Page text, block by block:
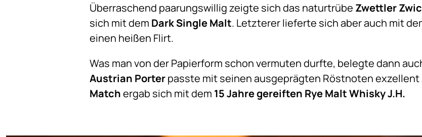
Überraschend paarungswillig zeigte sich das naturtrübe Zwettler
sich mit dem Dark Single Malt. Letzterer lieferte sich aber auch mit
einen heißen Flirt.
Was man von der Papierform schon vermuten durfte, belegte dann
Austrian Porterpasste mit seinen ausgeprägten Röstnoten exzellent
Matchergab sich mit dem 15 Jahre gereiften Rye Malt Whisky J.H.